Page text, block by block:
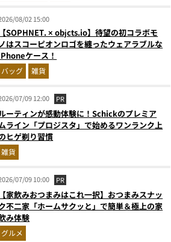
08/02 15:00
【SOPHNET. × objcts.io】待望の初コラボモ
はスコーピオンロゴを纏ったウェアラブルな
ケース！
バッグ 雑貨
07/09 12:00 PR
ーティンが感動体験に！Schickのプレミア
ライン「プロジスタ」で始めるワンランク上
ヒゲ剃り習慣
雑貨
07/09 10:00 PR
【家飲みおつまみはこれ一択】おつまみスナッ
不二家「ホームサクッと」で簡単＆極上の家
み体験
グルメ